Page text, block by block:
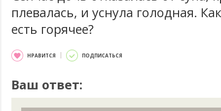
плевалась, и уснула голодная.
есть горячее?
НРАВИТСЯ ПОДПИСАТЬСЯ
Ваш ответ: